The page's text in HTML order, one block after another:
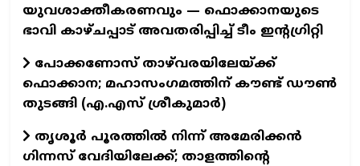
യുവശാക്തീകരണവും — ഫൊക്കാനയുടെ
ഭാവി കാഴ്ചപ്പാട് അവതരിപ്പിച്ച് ടീം ഇന്റഗ്രിറ്റി
പോക്കണോസ് താഴ്‌വരയിലേയ്ക്ക്
ഫൊക്കാന; മഹാസംഗമത്തിന് കൗണ്ട് ഡൗണ്‍
തുടങ്ങി (എ.എസ് ശ്രീകുമാര്‍)
തൃശൂർ പൂരത്തിൽ നിന്ന് അമേരിക്കൻ
ഗിന്നസ് വേദിയിലേക്ക്; താളത്തിന്റെ